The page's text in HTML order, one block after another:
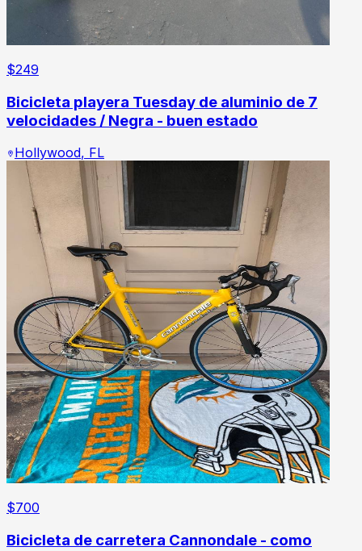
$249
Bicicleta playera Tuesday de aluminio de 7
velocidades / Negra - buen estado
Hollywood, FL
$700
Bicicleta de carretera Cannondale - como